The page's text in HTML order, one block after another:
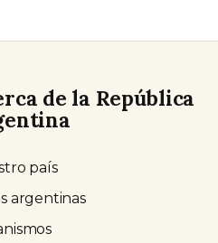
de la República
país
argentinas